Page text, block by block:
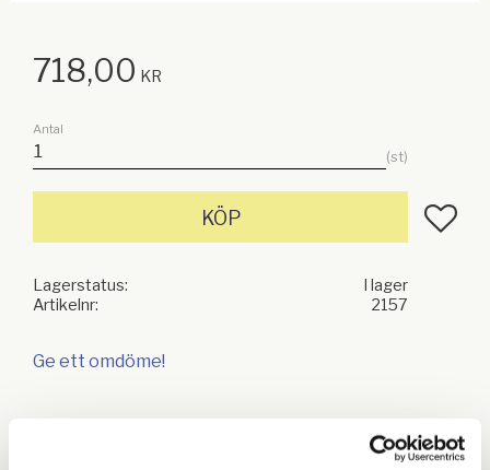
718,00 KR
Antal
st
KÖP Lägg
Lagerstatus
I lager
Artikelnr
2157
Ge ett omdöme!